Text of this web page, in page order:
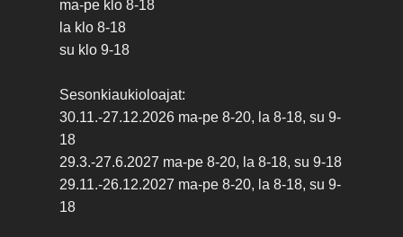
ma-pe klo 8-18
la klo 8-18
su klo 9-18
Sesonkiaukioloajat:
30.11.-27.12.2026 ma-pe 8-20, la 8-18, su 9-
18
29.3.-27.6.2027 ma-pe 8-20, la 8-18, su 9-18
29.11.-26.12.2027 ma-pe 8-20, la 8-18, su 9-
18